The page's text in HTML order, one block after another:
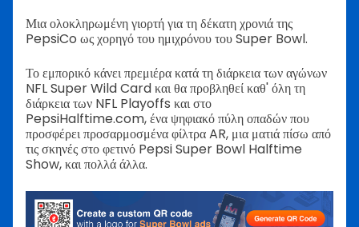
Μια ολοκληρωμένη γιορτή για τη δέκατη χρονιά της
PepsiCo ως χορηγό του ημιχρόνου του Super Bowl.
Το εμπορικό κάνει πρεμιέρα κατά τη διάρκεια των αγώνων
NFL Super Wild Card και θα προβληθεί καθ' όλη τη
διάρκεια των NFL Playoffs και στο
PepsiHalftime.com, ένα ψηφιακό πύλη οπαδών που
προσφέρει προσαρμοσμένα φίλτρα AR, μια ματιά πίσω από
τις σκηνές στο φετινό Pepsi Super Bowl Halftime
Show, και πολλά άλλα.